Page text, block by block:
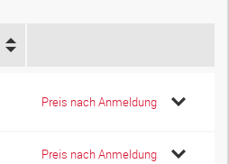
Preis nach Anmeldung
Preis nach Anmeldung